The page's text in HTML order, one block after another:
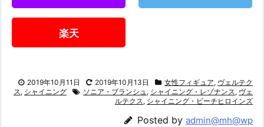
楽天
2019年10月11日 2019年10月13日 女性フィギュア, ヴェルテク
ス, シャイニング ソニア・ブランシュ, シャイニング・レゾナンス, ヴェ
ルテクス, シャイニング・ビーチヒロインズ
Posted by admin@mh@wp